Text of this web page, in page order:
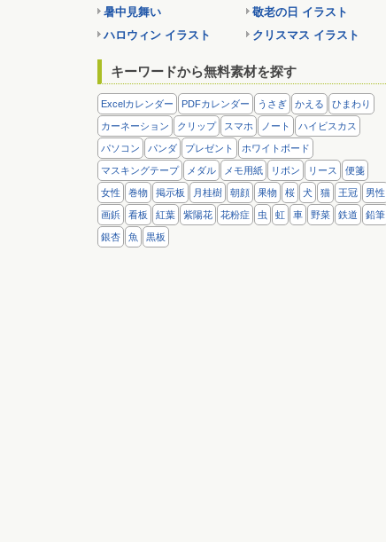
暑中見舞い
敬老の日 イラスト
ハロウィン イラスト
クリスマス イラスト
キーワードから無料素材を探す
Excelカレンダー PDFカレンダー うさぎ かえる ひまわり
カーネーション クリップ スマホ ノート ハイビスカス
パソコン パンダ プレゼント ホワイトボード
マスキングテープ メダル メモ用紙 リボン リース 便箋
女性 巻物 掲示板 月桂樹 朝顔 果物 桜 犬 猫 王冠 男性
画鋲 看板 紅葉 紫陽花 花粉症 虫 虹 車 野菜 鉄道 鉛筆
銀杏 魚 黒板